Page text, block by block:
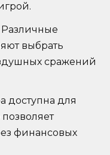
выбрать
сражений
доступна для
позволяет
финансовых